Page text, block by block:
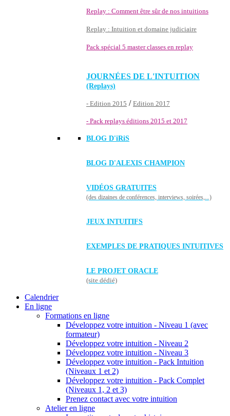
Replay : Comment être sûr de nos intuitions
Replay : Intuition et domaine judiciaire
Pack spécial 5 master classes en replay
JOURNÉES DE L'INTUITION
(Replays)
- Edition 2015 / Edition 2017
- Pack replays éditions 2015 et 2017
BLOG D'iRiS
BLOG D'ALEXIS CHAMPION
VIDÉOS GRATUITES
(des dizaines de conférences, interviews, soirées,...)
JEUX INTUITIFS
EXEMPLES DE PRATIQUES INTUITIVES
LE PROJET ORACLE
(site dédié)
Calendrier
En ligne
Formations en ligne
Développez votre intuition - Niveau 1 (avec
formateur)
Développez votre intuition - Niveau 2
Développez votre intuition - Niveau 3
Développez votre intuition - Pack Intuition
(Niveaux 1 et 2)
Développez votre intuition - Pack Complet
(Niveaux 1, 2 et 3)
Prenez contact avec votre intuition
Atelier en ligne